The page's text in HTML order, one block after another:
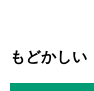
もどかしい